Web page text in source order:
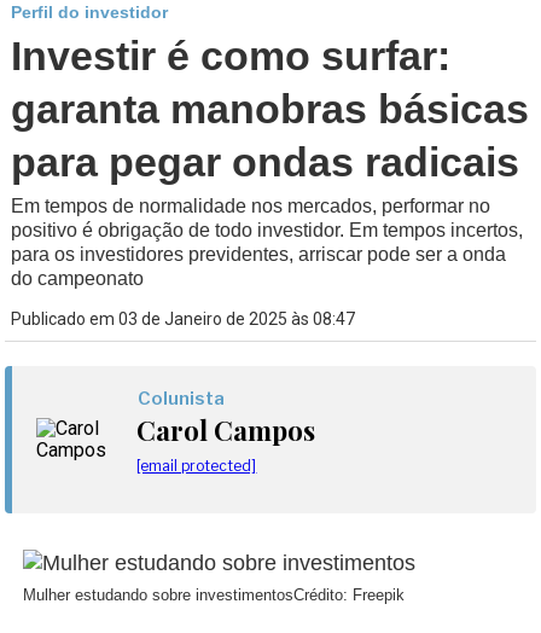
Perfil do investidor
Investir é como surfar:
garanta manobras básicas
para pegar ondas radicais
Em tempos de normalidade nos mercados, performar no
positivo é obrigação de todo investidor. Em tempos incertos,
para os investidores previdentes, arriscar pode ser a onda
do campeonato
Publicado em 03 de Janeiro de 2025 às 08:47
Colunista
Carol Campos
[email protected]
Mulher estudando sobre investimentosCrédito: Freepik